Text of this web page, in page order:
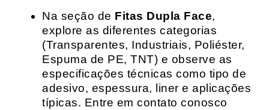
Na seção de Fitas Dupla Face,
explore as diferentes categorias
(Transparentes, Industriais, Poliéster,
Espuma de PE, TNT) e observe as
especificações técnicas como tipo de
adesivo, espessura, liner e aplicações
típicas. Entre em contato conosco